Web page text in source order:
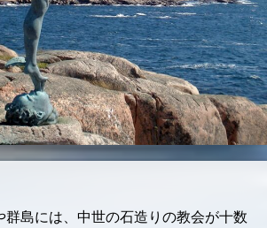
群島には、中世の石造りの教会が十数